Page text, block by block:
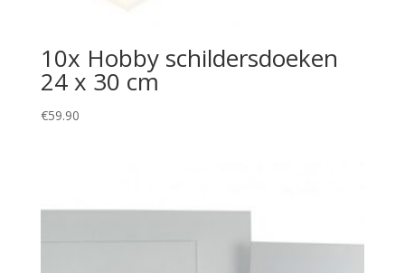
10x Hobby schildersdoeken
24 x 30 cm
€59.90